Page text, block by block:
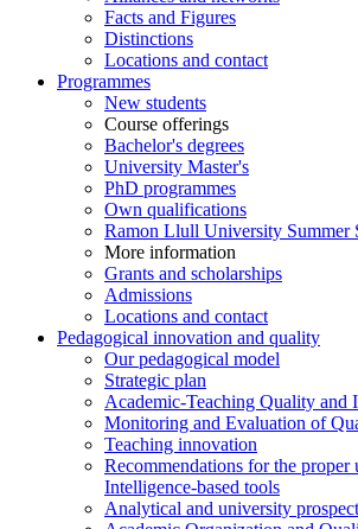
Facts and Figures
Distinctions
Locations and contact
Programmes
New students
Course offerings
Bachelor's degrees
University Master's
PhD programmes
Own qualifications
Ramon Llull University Summer
More information
Grants and scholarships
Admissions
Locations and contact
Pedagogical innovation and quality
Our pedagogical model
Strategic plan
Academic-Teaching Quality and
Monitoring and Evaluation of
Teaching innovation
Recommendations for the
Intelligence-based tools
Analytical and university